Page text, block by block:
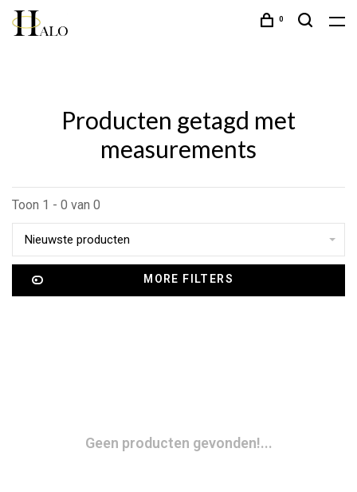
0
Producten getagd met
measurements
Toon 1 - 0 van 0
Nieuwste producten
MORE FILTERS
Geen producten gevonden!...